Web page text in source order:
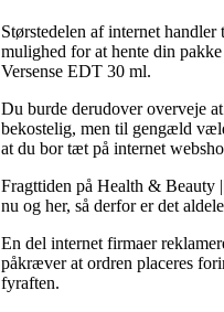
Størstedelen af internet
mulighed for at hente din
Versense EDT 30 ml.
Du burde derudover overveje
bekostelig, men til gengæld
at du bor tæt på internet
Fragttiden på Health & Beauty
nu og her, så derfor er det
En del internet firmaer
påkræver at ordren placeres
fyraften.